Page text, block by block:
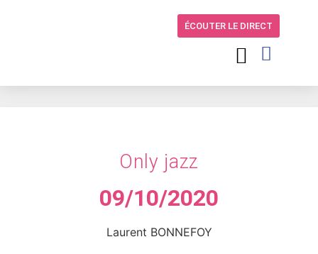
ÉCOUTER LE DIRECT
Only jazz
09/10/2020
Laurent BONNEFOY